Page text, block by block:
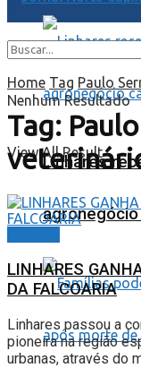
Linhares
Nenhum Resultado
View All Result
Home Tag Paulo
Tag:
LINHARES
DA FALCOARIA
Linhares passou a
pioneira na região
urbanas, através do